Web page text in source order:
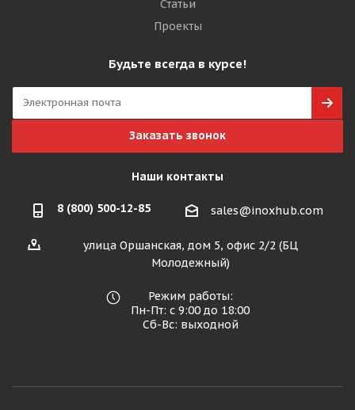
Статьи
Проекты
Будьте всегда в курсе!
Заказать звонок
Наши контакты
8 (800) 500-12-85 sales@inoxhub.com
улица Оршанская, дом 5, офис 2/2 (БЦ
Молодежный)
Режим работы:
Пн-Пт: с 9:00 до 18:00
Сб-Вс: выходной